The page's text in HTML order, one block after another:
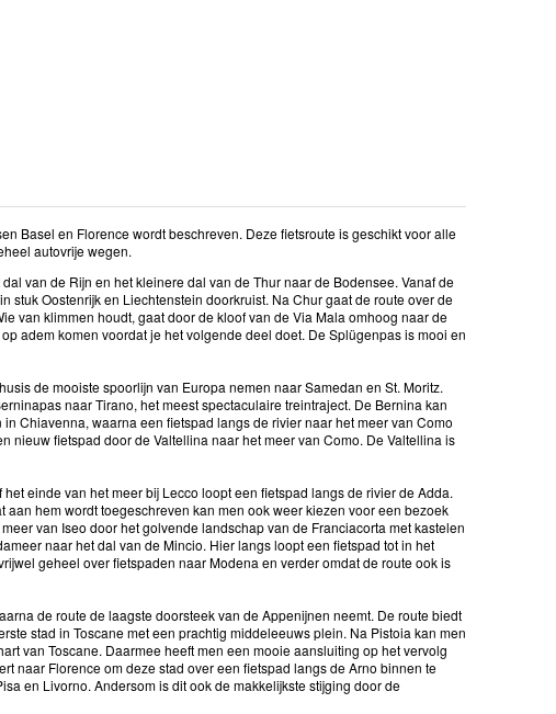
Basel en Florence wordt beschreven. Deze fietsroute is geschikt voor alle
autovrije wegen.
van de Rijn en het kleinere dal van de Thur naar de Bodensee. Vanaf de
Oostenrijk en Liechtenstein doorkruist. Na Chur gaat de route over de
van klimmen houdt, gaat door de kloof van de Via Mala omhoog naar de
adem komen voordat je het volgende deel doet. De Splügenpas is mooi en
de mooiste spoorlijn van Europa nemen naar Samedan en St. Moritz.
naar Tirano, het meest spectaculaire treintraject. De Bernina kan
Chiavenna, waarna een fietspad langs de rivier naar het meer van Como
nieuw fietspad door de Valtellina naar het meer van Como. De Valtellina is
einde van het meer bij Lecco loopt een fietspad langs de rivier de Adda.
hem wordt toegeschreven kan men ook weer kiezen voor een bezoek
van Iseo door het golvende landschap van de Franciacorta met kastelen
naar het dal van de Mincio. Hier langs loopt een fietspad tot in het
geheel over fietspaden naar Modena en verder omdat de route ook is
de route de laagste doorsteek van de Appenijnen neemt. De route biedt
stad in Toscane met een prachtig middeleeuws plein. Na Pistoia kan men
van Toscane. Daarmee heeft men een mooie aansluiting op het vervolg
naar Florence om deze stad over een fietspad langs de Arno binnen te
en Livorno. Andersom is dit ook de makkelijkste stijging door de